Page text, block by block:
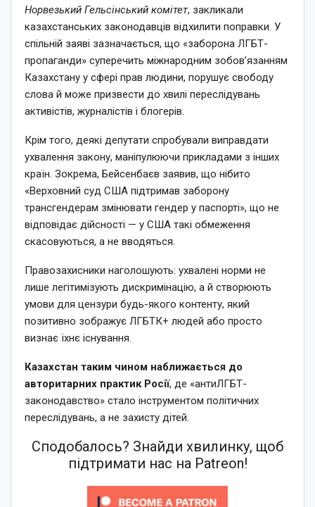
Норвезький Гельсінський комітет, закликали
казахстанських законодавців відхилити поправки. У
спільній заяві зазначається, що «заборона ЛГБТ-
пропаганди» суперечить міжнародним зобов’язанням
Казахстану у сфері прав людини, порушує свободу
слова й може призвести до хвилі переслідувань
активістів, журналістів і блогерів.
Крім того, деякі депутати спробували виправдати
ухвалення закону, маніпулюючи прикладами з інших
країн. Зокрема, Бейсенбаєв заявив, що нібито
«Верховний суд США підтримав заборону
трансгендерам змінювати гендер у паспорті», що не
відповідає дійсності — у США такі обмеження
скасовуються, а не вводяться.
Правозахисники наголошують: ухвалені норми не
лише легітимізують дискримінацію, а й створюють
умови для цензури будь-якого контенту, який
позитивно зображує ЛГБТК+ людей або просто
визнає їхнє існування.
Казахстан таким чином наближається до
авторитарних практик Росії, де «антиЛГБТ-
законодавство» стало інструментом політичних
переслідувань, а не захисту дітей.
Сподобалось? Знайди хвилинку, щоб
підтримати нас на Patreon!